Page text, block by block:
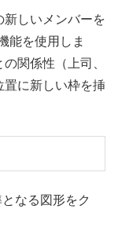
しいメンバーを
能を使用しま
関係性（上司、
に新しい枠を挿
なる図形をク